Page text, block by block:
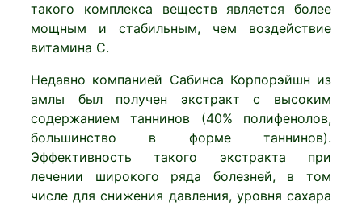
такого комплекса веществ является более
мощным и стабильным, чем воздействие
витамина С.
Недавно компанией Сабинса Корпорэйшн из
амлы был получен экстракт с высоким
содержанием таннинов (40% полифенолов,
большинство в форме таннинов).
Эффективность такого экстракта при
лечении широкого ряда болезней, в том
числе для снижения давления, уровня сахара